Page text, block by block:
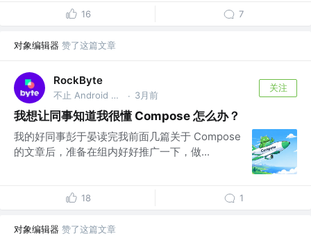
16 7
对象编辑器 赞了这篇文章
RockByte
不止 Android 工程师 · 3月前
关注
我想让同事知道我很懂 Compose 怎么办？
我的好同事彭于晏读完我前面几篇关于 Compose
的文章后，准备在组内好好推广一下，做...
18 1
对象编辑器 赞了这篇文章